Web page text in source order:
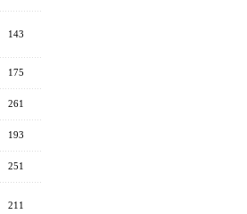
143
175
261
193
251
211